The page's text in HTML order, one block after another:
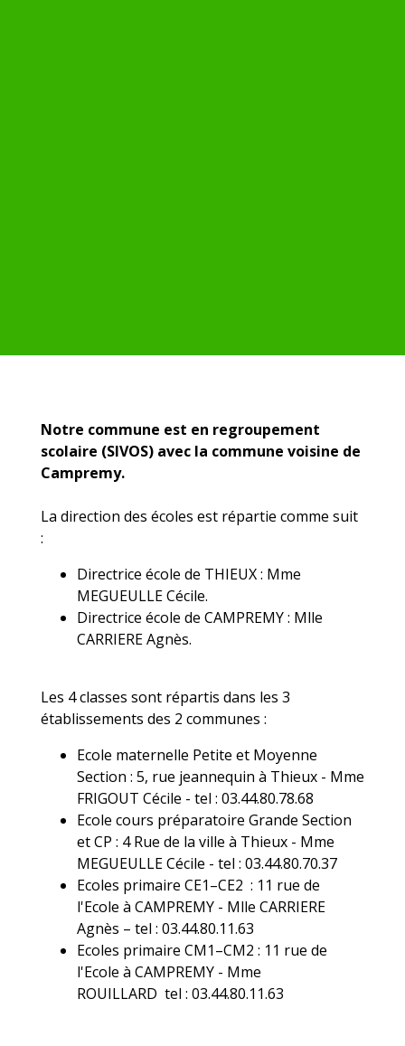
Notre commune est en regroupement
scolaire (SIVOS) avec la commune voisine de
Campremy.
La direction des écoles est répartie comme suit
:
Directrice école de THIEUX : Mme
MEGUEULLE Cécile.
Directrice école de CAMPREMY : Mlle
CARRIERE Agnès.
Les 4 classes sont répartis dans les 3
établissements des 2 communes :
Ecole maternelle Petite et Moyenne
Section : 5, rue jeannequin à Thieux - Mme
FRIGOUT Cécile - tel : 03.44.80.78.68
Ecole cours préparatoire Grande Section
et CP : 4 Rue de la ville à Thieux - Mme
MEGUEULLE Cécile - tel : 03.44.80.70.37
Ecoles primaire CE1–CE2 : 11 rue de
l'Ecole à CAMPREMY - Mlle CARRIERE
Agnès – tel : 03.44.80.11.63
Ecoles primaire CM1–CM2 : 11 rue de
l'Ecole à CAMPREMY - Mme
ROUILLARD tel : 03.44.80.11.63